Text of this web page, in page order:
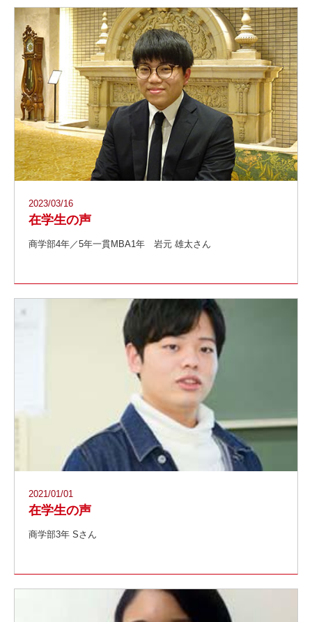
2023/03/16
在学生の声
商学部4年／5年一貫MBA1年 岩元 雄太さん
2021/01/01
在学生の声
商学部3年 Sさん